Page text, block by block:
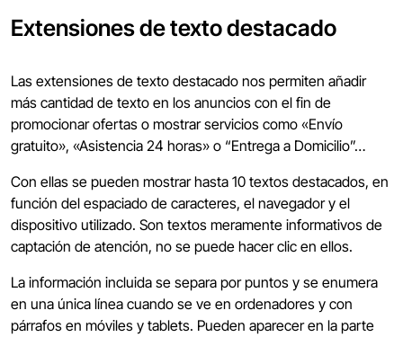
Extensiones de texto destacado
Las extensiones de texto destacado nos permiten añadir
más cantidad de texto en los anuncios con el fin de
promocionar ofertas o mostrar servicios como «Envío
gratuito», «Asistencia 24 horas» o “Entrega a Domicilio”…
Con ellas se pueden mostrar hasta 10 textos destacados, en
función del espaciado de caracteres, el navegador y el
dispositivo utilizado. Son textos meramente informativos de
captación de atención, no se puede hacer clic en ellos.
La información incluida se separa por puntos y se enumera
en una única línea cuando se ve en ordenadores y con
párrafos en móviles y tablets. Pueden aparecer en la parte